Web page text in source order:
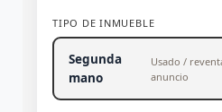
TIPO DE INMUEBLE
Segunda
mano
Usado /
anuncio